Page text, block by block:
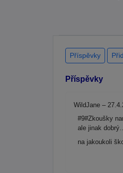
Příspěvky
Příspěvky
WildJane –
#9#Zkoušky
ale jinak
na jakoukoli